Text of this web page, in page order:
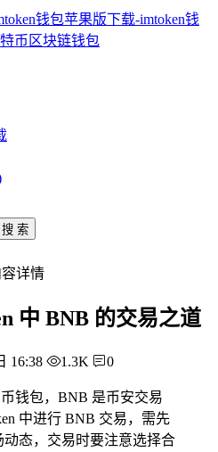
搜 索
详情
中 BNB 的交易之道
16:38 1.3K 0
钱包，BNB 是币安交易
中进行 BNB 交易，需先
态，交易时要注意选择合